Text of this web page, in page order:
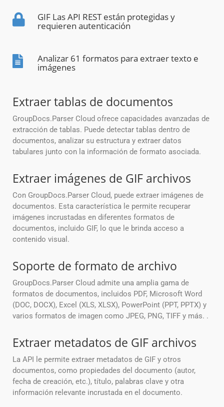
GIF Las API REST están protegidas y
requieren autenticación
Analizar 61 formatos para extraer texto e
imágenes
Extraer tablas de documentos
GroupDocs.Parser Cloud ofrece capacidades avanzadas de
extracción de tablas. Puede detectar tablas dentro de
documentos, analizar su estructura y extraer datos
tabulares junto con la información de formato asociada.
Extraer imágenes de GIF archivos
Con GroupDocs.Parser Cloud, puede extraer imágenes de
documentos. Esta característica le permite recuperar
imágenes incrustadas en diferentes formatos de
documentos, incluido GIF, lo que le brinda acceso a
contenido visual.
Soporte de formato de archivo
GroupDocs.Parser Cloud admite una amplia gama de
formatos de documentos, incluidos PDF, Microsoft Word
(DOC, DOCX), Excel (XLS, XLSX), PowerPoint (PPT, PPTX) y
varios formatos de imagen como JPEG, PNG, TIFF y más. .
Extraer metadatos de GIF archivos
La API le permite extraer metadatos de GIF y otros
documentos, como propiedades del documento (autor,
fecha de creación, etc.), título, palabras clave y otra
información relevante incrustada en el documento.